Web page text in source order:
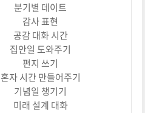
분기별 데이트
감사 표현
공감 대화 시간
집안일 도와주기
편지 쓰기
혼자 시간 만들어주기
기념일 챙기기
미래 설계 대화